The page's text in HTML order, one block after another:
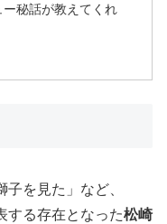
秘話が教えてくれ
子を見た」など、
する存在となった松崎